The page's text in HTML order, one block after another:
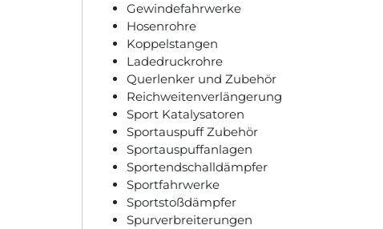
Gewindefahrwerke
Hosenrohre
Koppelstangen
Ladedruckrohre
Querlenker und Zubehör
Reichweitenverlängerung
Sport Katalysatoren
Sportauspuff Zubehör
Sportauspuffanlagen
Sportendschalldämpfer
Sportfahrwerke
Sportstoßdämpfer
Spurverbreiterungen